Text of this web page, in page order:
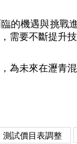
的機遇與挑戰
需要不斷提升
為未來在瀝青
測試價目表調整